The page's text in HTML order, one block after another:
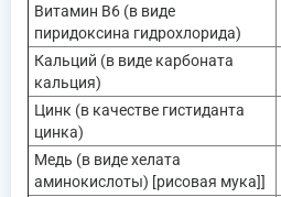
Витамин B6 (в виде
пиридоксина гидрохлорида)
Кальций (в виде карбоната
кальция)
Цинк (в качестве гистиданта
цинка)
Медь (в виде хелата
аминокислоты) [рисовая мука]]